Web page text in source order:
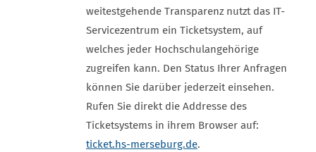
weitestgehende Transparenz nutzt das IT-
Servicezentrum ein Ticketsystem, auf
welches jeder Hochschulangehörige
zugreifen kann. Den Status Ihrer Anfragen
können Sie darüber jederzeit einsehen.
Rufen Sie direkt die Addresse des
Ticketsystems in ihrem Browser auf:
ticket.hs-merseburg.de.